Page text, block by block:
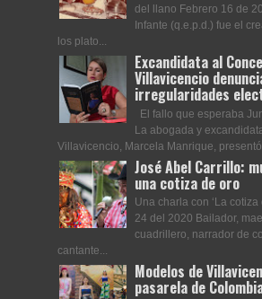
del llano Febrero 16 de
Infante (q.e.p.d.) fue el
los plato...
Excandidata al
Villavicencio
irregularidades
El fallo que esperaba
La abogada y
Villavicencio, Marcela Manrique, presentó
José Abel Carrillo:
una cotiza de oro
Una charla con ‘La cotiza
24 del 2020 Bailador,
cuadrillero, narrador de
cantante...
Modelos de
pasarela de